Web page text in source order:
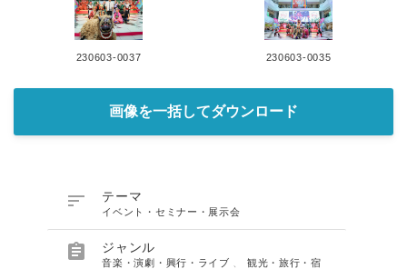
230603-0037 230603-0035
画像を一括してダウンロード
 テーマ
イベント・セミナー・展示会
 ジャンル
音楽・演劇・興行・ライブ
観光・旅行・宿